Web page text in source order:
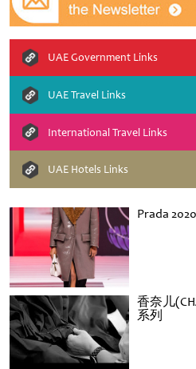
Prada
香奈儿
系列
UAE Government Links
UAE Travel Links
International Travel Links
UAE Hotels Links